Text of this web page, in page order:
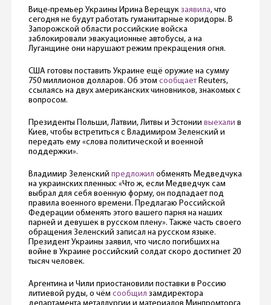
Вице-премьер Украины Ирина Верещук заявила, что
сегодня не будут работать гуманитарные коридоры. В
Запорожской области российские войска
заблокировали эвакуационные автобусы, а на
Луганщине они нарушают режим прекращения огня.
США готовы поставить Украине ещё оружие на сумму
750 миллионов долларов. Об этом сообщаетReuters,
ссылаясь на двух американских чиновников, знакомых с
вопросом.
Президенты Польши, Латвии, Литвы и Эстонии выехали в
Киев, чтобы встретиться с Владимиром Зеленский и
передать ему «слова политической и военной
поддержки».
Владимир Зеленский предложил обменять Медведчука
на украинских пленных: «Что ж, если Медведчук сам
выбрал для себя военную форму, он подпадает под
правила военного времени. Предлагаю Российской
Федерации обменять этого вашего парня на наших
парней и девушек в русском плену». Также часть своего
обращения Зеленский записал на русском языке.
Президент Украины заявил, что число погибших на
войне в Украине российский солдат скоро достигнет 20
тысяч человек.
Аргентина и Чили приостановили поставки в Россию
литиевой руды, о чём сообщил замдиректора